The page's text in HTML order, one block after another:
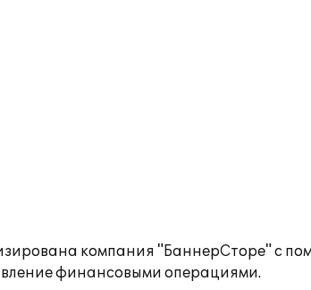
компания "БаннерСторе" с
финансовыми операциями.